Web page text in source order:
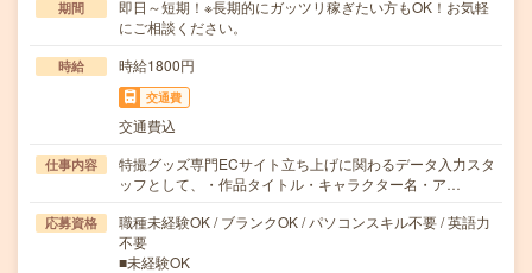
期間
即日～短期！※長期的にガッツリ稼ぎたい方もOK！お気軽
にご相談ください。
時給 時給1800円
交通費
交通費込
仕事内容
特撮グッズ専門ECサイト立ち上げに関わるデータ入力スタ
ッフとして、・作品タイトル・キャラクター名・ア…
応募資格
職種未経験OK / ブランクOK / パソコンスキル不要 / 英語力
不要
■未経験OK